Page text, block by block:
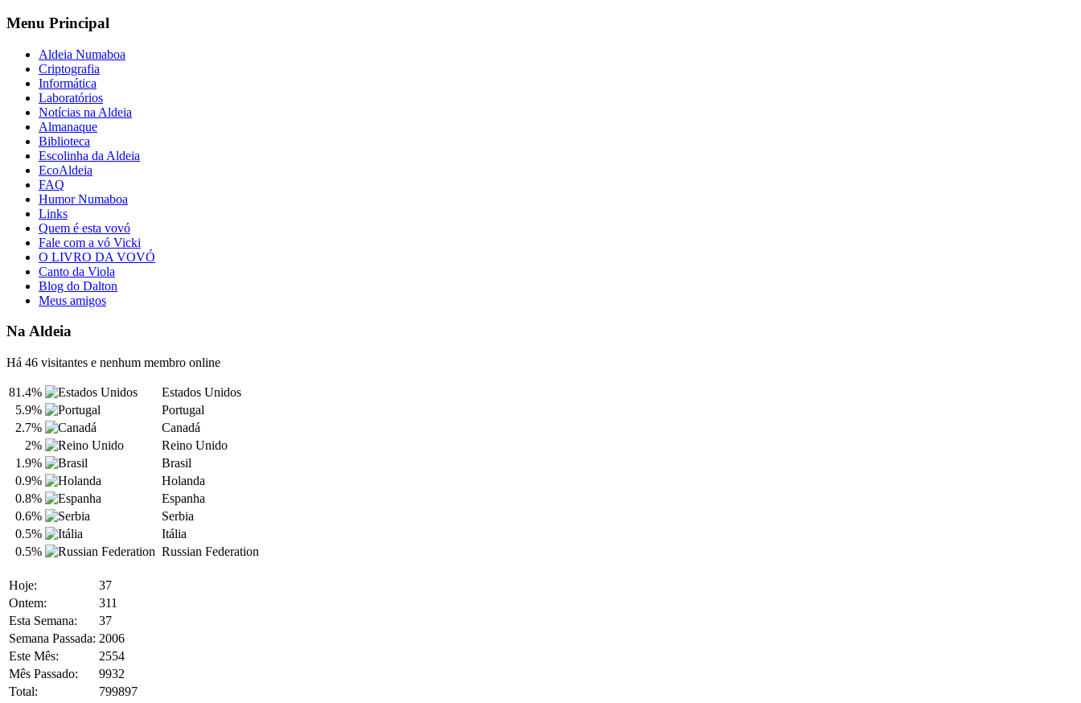
Menu Principal
Aldeia Numaboa
Criptografia
Informática
Laboratórios
Notícias na Aldeia
Almanaque
Biblioteca
Escolinha da Aldeia
EcoAldeia
FAQ
Humor Numaboa
Links
Quem é esta vovó
Fale com a vó Vicki
O LIVRO DA VOVÓ
Canto da Viola
Blog do Dalton
Meus amigos
Na Aldeia
Há 46 visitantes e nenhum membro online
81.4%
Estados Unidos
5.9%
Portugal
2.7%
Canadá
2%
Reino Unido
1.9%
Brasil
0.9%
Holanda
0.8%
Espanha
0.6%
Serbia
0.5%
Itália
0.5%
Russian Federation
Hoje:
37
Ontem:
311
Esta Semana:
37
Semana Passada: 2006
Este Mês:
2554
Mês Passado:
9932
Total:
799897